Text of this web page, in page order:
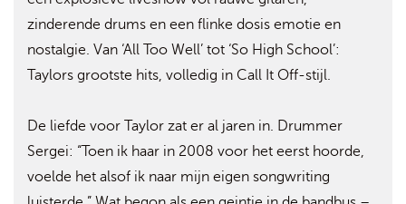
zinderende drums en een flinke dosis emotie en
nostalgie. Van ‘All Too Well’ tot ‘So High School’:
Taylors grootste hits, volledig in Call It Off-stijl.
De liefde voor Taylor zat er al jaren in. Drummer
Sergei: “Toen ik haar in 2008 voor het eerst hoorde,
voelde het alsof ik naar mijn eigen songwriting